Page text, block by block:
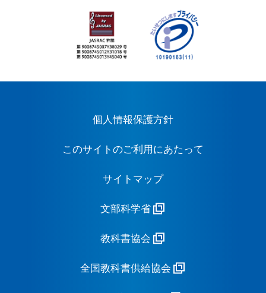
個人情報保護方針
このサイトのご利用にあたって
サイトマップ
文部科学省
教科書協会
全国教科書供給協会